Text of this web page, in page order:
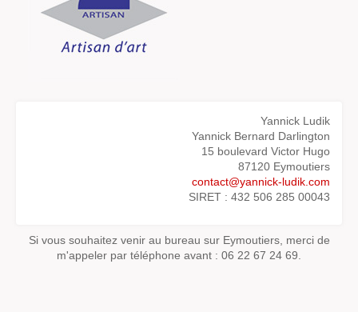
Yannick Ludik
Yannick Bernard Darlington
15 boulevard Victor Hugo
87120 Eymoutiers
contact@yannick-ludik.com
SIRET : 432 506 285 00043
Si vous souhaitez venir au bureau sur Eymoutiers, merci de
m'appeler par téléphone avant : 06 22 67 24 69.